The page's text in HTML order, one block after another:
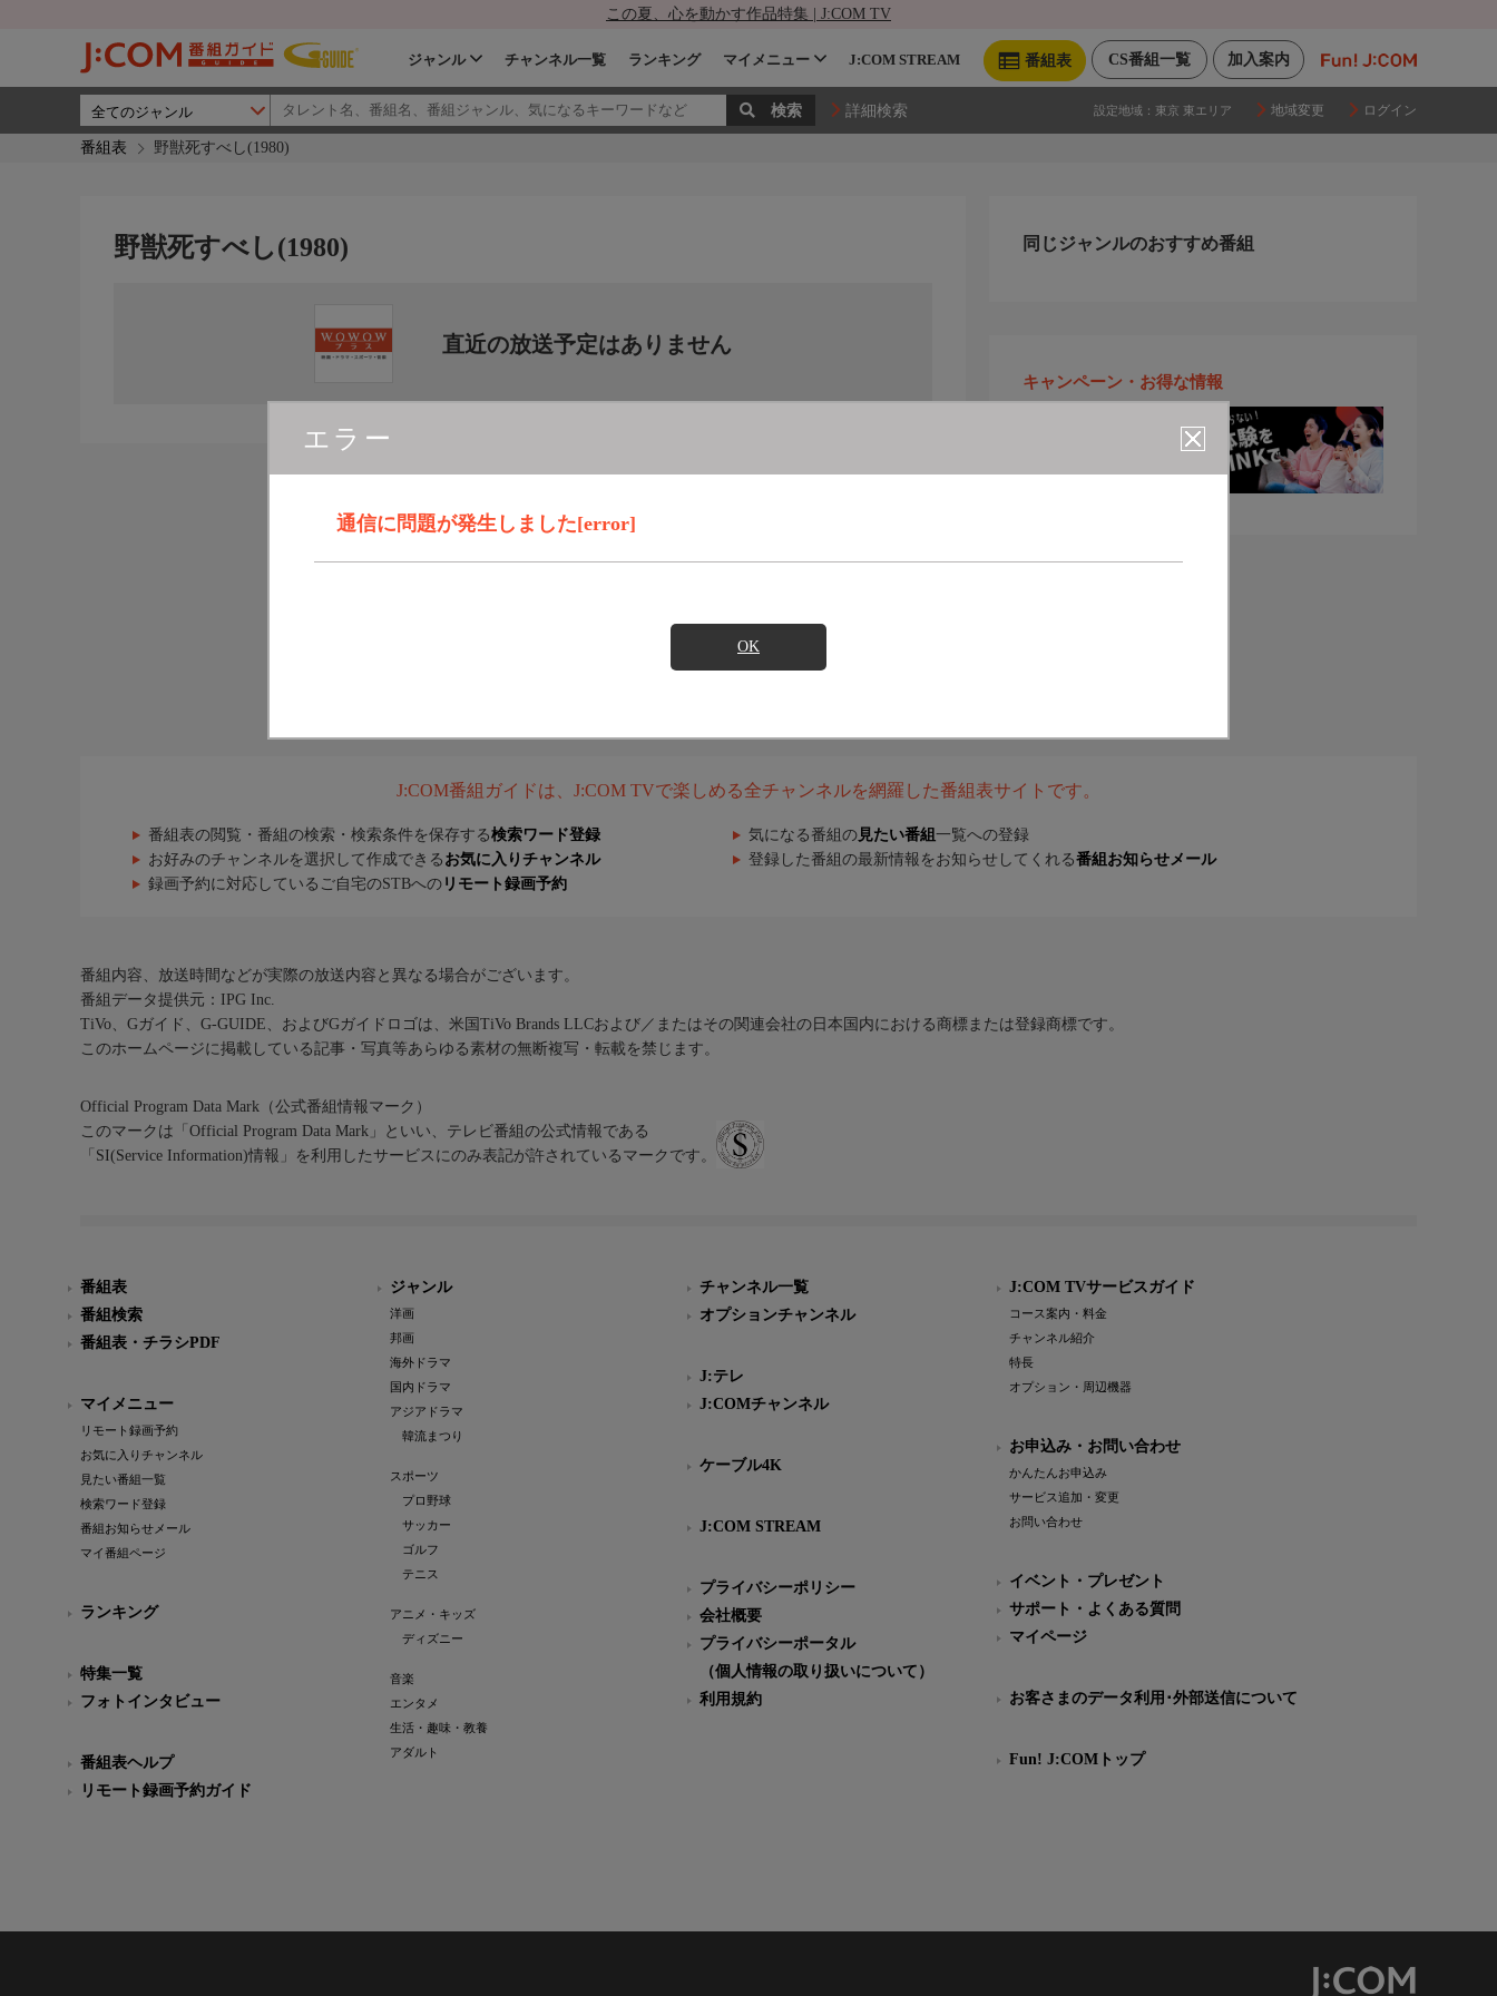
この夏、心を動かす作品特集 | J:COM TV
加入案内
CS番組一覧
番組表
ジャンル チャンネル一覧 ランキング マイメニュー J:COM STREAM
詳細検索 設定地域： 東京 東エリア 地域変更 ログイン
番組表 野獣死すべし(1980)
エラー
通信に問題が発生しました[error]
OK
野獣死すべし(1980)
直近の放送予定はありません
同じジャンルのおすすめ番組
キャンペーン・お得な情報
J:COM番組ガイドは、J:COM TVで楽しめる全チャンネルを網羅した番組表サイトです。
番組表の閲覧・番組の検索・検索条件を保存する検索ワード登録 気になる番組の 見たい番組 一覧への登録
お好みのチャンネルを選択して作成できる お気に入りチャンネル 登録した番組の最新情報をお知らせしてくれる番組お知らせメール
録画予約に対応しているご自宅のSTBへの リモート録画予約
番組内容、放送時間などが実際の放送内容と異なる場合がございます。
番組データ提供元：IPG Inc.
TiVo、Gガイド、G-GUIDE、およびGガイドロゴは、米国TiVo Brands LLCおよび／またはその関連会社の日本国内における商標または登録商標です。
このホームページに掲載している記事・写真等あらゆる素材の無断複写・転載を禁じます。
Official Program Data Mark（公式番組情報マーク）
このマークは「Official Program Data Mark」といい、テレビ番組の公式情報である
「SI(Service Information)情報」を利用したサービスにのみ表記が許されているマークです。
番組表
番組検索
番組表・チラシPDF
マイメニュー
リモート録画予約
お気に入りチャンネル
見たい番組一覧
検索ワード登録
番組お知らせメール
マイ番組ページ
ランキング
特集一覧
フォトインタビュー
番組表ヘルプ
リモート録画予約ガイド
ジャンル
洋画
邦画
海外ドラマ
国内ドラマ
アジアドラマ
韓流まつり
スポーツ
プロ野球
サッカー
ゴルフ
テニス
アニメ・キッズ
ディズニー
音楽
エンタメ
生活・趣味・教養
アダルト
チャンネル一覧
オプションチャンネル
J:テレ
J:COMチャンネル
ケーブル4K
J:COM STREAM
プライバシーポリシー
会社概要
プライバシーポータル
（個人情報の取り扱いについて）
利用規約
J:COM TVサービスガイド
コース案内・料金
チャンネル紹介
特長
オプション・周辺機器
お申込み・お問い合わせ
かんたんお申込み
サービス追加・変更
お問い合わせ
イベント・プレゼント
サポート・よくある質問
マイページ
お客さまのデータ利用･外部送信について
Fun! J:COMトップ